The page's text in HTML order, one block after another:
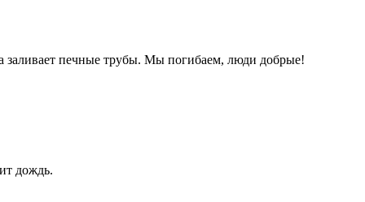
заливает печные трубы. Мы погибаем, люди добрые!
дождь.